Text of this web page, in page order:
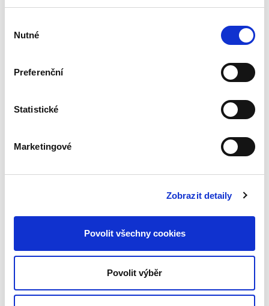
souhlasu
Nutné
Preferenční
Statistické
Marketingové
Zobrazit detaily
Povolit všechny cookies
Povolit výběr
490,00 Kč
práva věřitelů, majitelů akcií či dluhopisů při
českém trhu první...
Problémy a výzvy
Jaroslav Schönfeld,Michal Kuděj,Bohumil Havel,Petr Sprinz,a